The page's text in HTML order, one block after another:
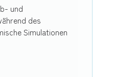
und
des
Simulationen